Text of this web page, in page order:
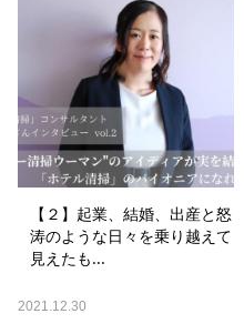
【２】起業、結婚、出産と怒
涛のような日々を乗り越えて
見えたも...
2021.12.30